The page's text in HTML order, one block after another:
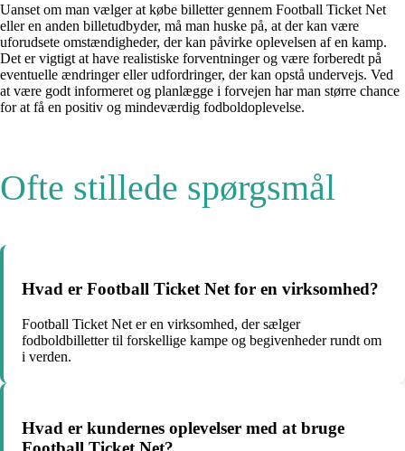
Uanset om man vælger at købe billetter gennem Football Ticket Net
eller en anden billetudbyder, må man huske på, at der kan være
uforudsete omstændigheder, der kan påvirke oplevelsen af en kamp.
Det er vigtigt at have realistiske forventninger og være forberedt på
eventuelle ændringer eller udfordringer, der kan opstå undervejs. Ved
at være godt informeret og planlægge i forvejen har man større chance
for at få en positiv og mindeværdig fodboldoplevelse.
Ofte stillede spørgsmål
Hvad er Football Ticket Net for en virksomhed?
Football Ticket Net er en virksomhed, der sælger
fodboldbilletter til forskellige kampe og begivenheder rundt om
i verden.
Hvad er kundernes oplevelser med at bruge